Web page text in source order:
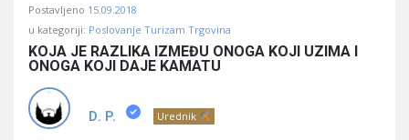
Postavljeno 15.09.2018
u kategoriji: Poslovanje Turizam Trgovina
KOJA JE RAZLIKA IZMEĐU ONOGA KOJI UZIMA I
ONOGA KOJI DAJE KAMATU
D. P. Urednik